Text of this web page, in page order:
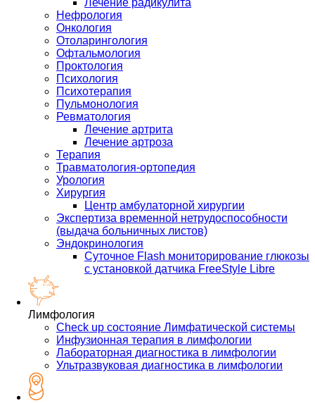
Лечение радикулита
Нефрология
Онкология
Отоларингология
Офтальмология
Проктология
Психология
Психотерапия
Пульмонология
Ревматология
Лечение артрита
Лечение артроза
Терапия
Травматология-ортопедия
Урология
Хирургия
Центр амбулаторной хирургии
Экспертиза временной нетрудоспособности
(выдача больничных листов)
Эндокринология
Суточное Flash мониторирование глюкозы
с установкой датчика FreeStyle Libre
Лимфология
Check up состояние Лимфатической системы
Инфузионная терапия в лимфологии
Лабораторная диагностика в лимфологии
Ультразвуковая диагностика в лимфологии